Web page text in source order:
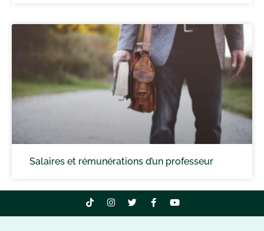
Salaires et rémunérations d’un professeur